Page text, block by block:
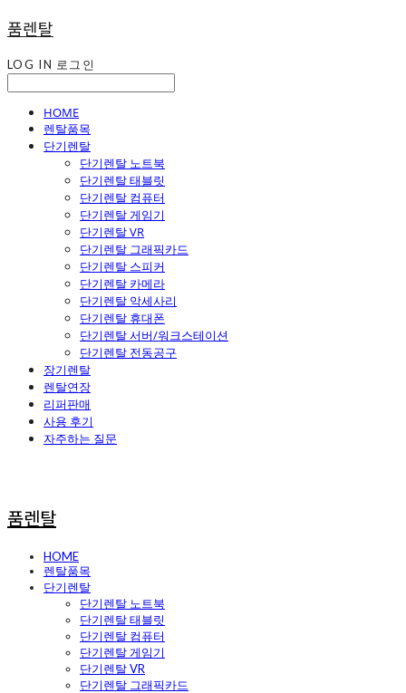
품렌탈
LOG IN 로그인
HOME
렌탈품목
단기렌탈
단기렌탈 노트북
단기렌탈 태블릿
단기렌탈 컴퓨터
단기렌탈 게임기
단기렌탈 VR
단기렌탈 그래픽카드
단기렌탈 스피커
단기렌탈 카메라
단기렌탈 악세사리
단기렌탈 휴대폰
단기렌탈 서버/워크스테이션
단기렌탈 전동공구
장기렌탈
렌탈연장
리퍼판매
사용 후기
자주하는 질문
품렌탈
HOME
렌탈품목
단기렌탈
단기렌탈 노트북
단기렌탈 태블릿
단기렌탈 컴퓨터
단기렌탈 게임기
단기렌탈 VR
단기렌탈 그래픽카드